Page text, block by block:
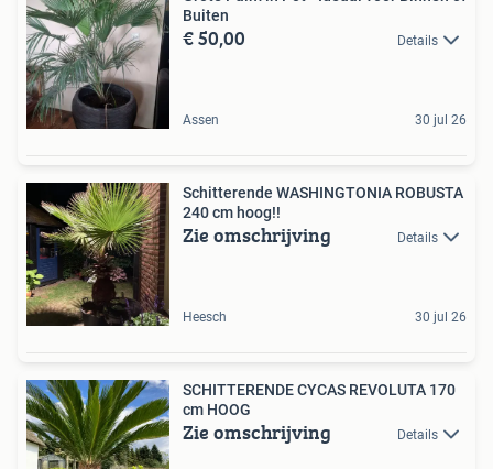
Buiten
€ 50,00 Details
Assen 30 jul 26
Schitterende WASHINGTONIA ROBUSTA
240 cm hoog!!
Zie omschrijving Details
Heesch 30 jul 26
SCHITTERENDE CYCAS REVOLUTA 170
cm HOOG
Zie omschrijving Details